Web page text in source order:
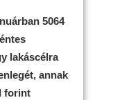
5064
lakáscélra
annak
forint